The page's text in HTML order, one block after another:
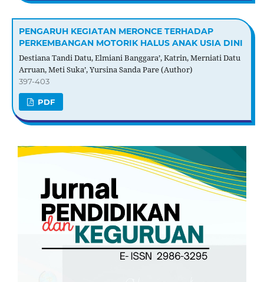
PENGARUH KEGIATAN MERONCE TERHADAP
PERKEMBANGAN MOTORIK HALUS ANAK USIA DINI
Destiana Tandi Datu, Elmiani Banggara’, Katrin, Merniati Datu
Arruan, Meti Suka’, Yursina Sanda Pare (Author)
397-403
PDF